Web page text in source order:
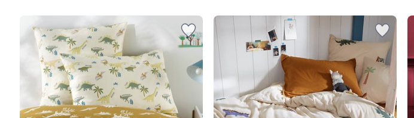
39,99
€
30%
korting
toegepast.